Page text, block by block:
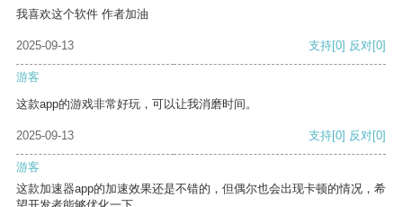
我喜欢这个软件 作者加油
2025-09-13 支持[0] 反对[0]
游客
这款app的游戏非常好玩，可以让我消磨时间。
2025-09-13 支持[0] 反对[0]
游客
这款加速器app的加速效果还是不错的，但偶尔也会出现卡顿的情况，希